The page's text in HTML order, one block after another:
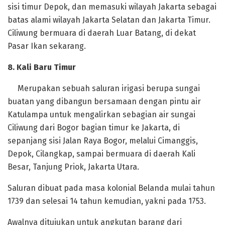
sisi timur Depok, dan memasuki wilayah Jakarta sebagai
batas alami wilayah Jakarta Selatan dan Jakarta Timur.
Ciliwung bermuara di daerah Luar Batang, di dekat
Pasar Ikan sekarang.
‎8. Kali Baru Timur
‎Merupakan sebuah saluran irigasi berupa sungai
buatan yang dibangun bersamaan dengan pintu air
Katulampa untuk mengalirkan sebagian air sungai
Ciliwung dari Bogor bagian timur ke Jakarta, di
sepanjang sisi Jalan Raya Bogor, melalui Cimanggis,
Depok, Cilangkap, sampai bermuara di daerah Kali
Besar, Tanjung Priok, Jakarta Utara.
Saluran dibuat pada masa kolonial Belanda mulai tahun
1739 dan selesai 14 tahun kemudian, yakni pada 1753.
Awalnya ditujukan untuk angkutan barang dari